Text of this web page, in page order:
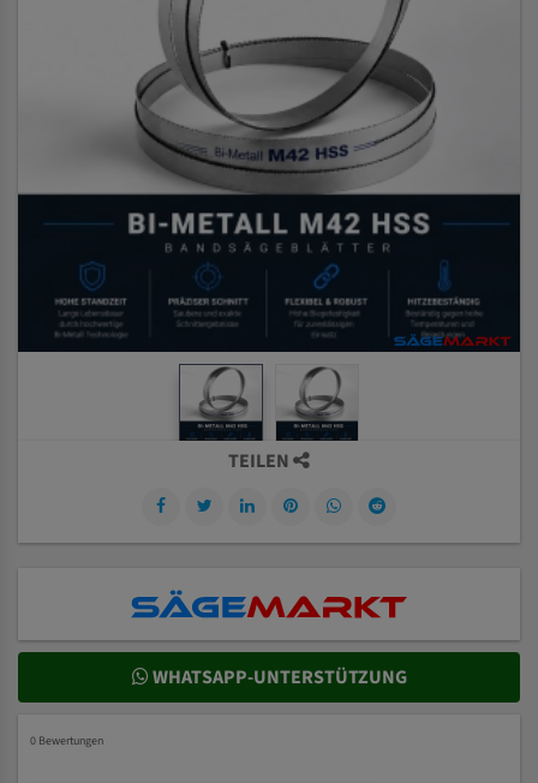
TEILEN
WHATSAPP-UNTERSTÜTZUNG
0 Bewertungen